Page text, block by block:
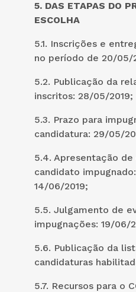
5. DAS ETAPAS DO
ESCOLHA
5.1. Inscrições e
no período de 20/05/
5.2. Publicação da
inscritos: 28/05/2019;
5.3. Prazo para
candidatura: 29/05/
5.4. Apresentação
candidato
14/06/2019;
5.5. Julgamento de
impugnações: 19/06/
5.6. Publicação da
candidaturas
5.7. Recursos para o